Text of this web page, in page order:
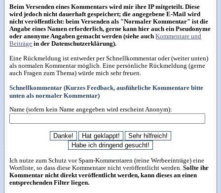
Beim Versenden eines Kommentars wird mir ihre IP mitgeteilt. Diese
wird jedoch nicht dauerhaft gespeichert; die angegebene E-Mail wird
nicht veröffentlicht: beim Versenden als "Normaler Kommentar" ist die
Angabe eines Namen erforderlich, gerne kann hier auch ein Pseudonyme
oder anonyme Angaben gemacht werden (siehe auchKommentare und
Beiträge in der Datenschutzerklärung).
Eine Rückmeldung ist entweder per Schnellkommentar oder (weiter unten)
als normalen Kommentar möglich. Eine persönliche Rückmeldung (gerne
auch Fragen zum Thema) würde mich sehr freuen.
Schnellkommentar (Kurzes Feedback, ausführliche Kommentare bitte
unten als normaler Kommentar)
Name (sofern kein Name angegeben wird erscheint Anonym):
Ich nutze zum Schutz vor Spam-Kommentaren (reine Werbeeinträge) eine
Wortliste, so dass diese Kommentare nicht veröffentlicht werden.Sollte ihr
Kommentar nicht direkt veröffentlicht werden, kann dieses an einen
entsprechenden Filter liegen.